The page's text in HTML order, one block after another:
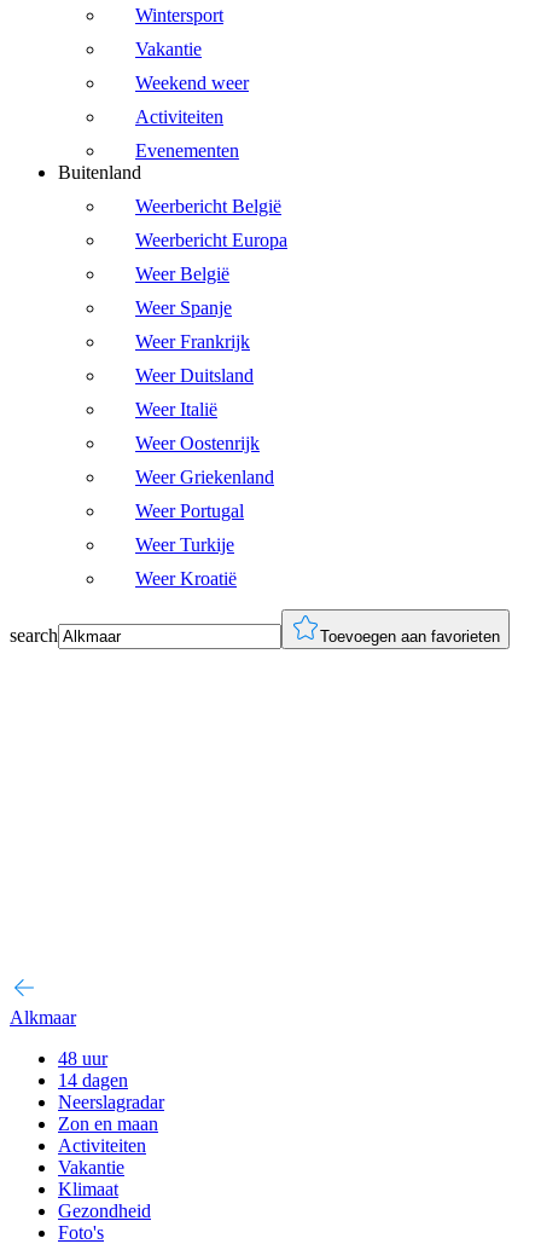
Wintersport
Vakantie
Weekend weer
Activiteiten
Evenementen
Buitenland
Weerbericht België
Weerbericht Europa
Weer België
Weer Spanje
Weer Frankrijk
Weer Duitsland
Weer Italië
Weer Oostenrijk
Weer Griekenland
Weer Portugal
Weer Turkije
Weer Kroatië
search Toevoegen aan favorieten
Alkmaar
48 uur
14 dagen
Neerslagradar
Zon en maan
Activiteiten
Vakantie
Klimaat
Gezondheid
Foto's